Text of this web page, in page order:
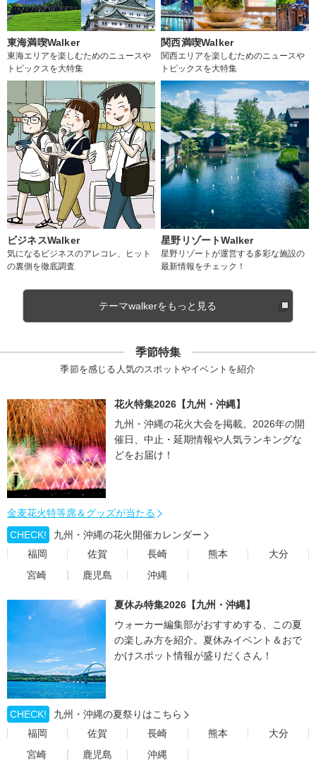
東海満喫Walker
東海エリアを楽しむためのニュースや
トピックスを大特集
関西満喫Walker
関西エリアを楽しむためのニュースや
トピックスを大特集
ビジネスWalker
気になるビジネスのアレコレ、ヒット
の裏側を徹底調査
星野リゾートWalker
星野リゾートが運営する多彩な施設の
最新情報をチェック！
テーマwalkerをもっと見る
季節特集
季節を感じる人気のスポットやイベントを紹介
花火特集2026【九州・沖縄】
九州・沖縄の花火大会を掲載。2026年の開
催日、中止・延期情報や人気ランキングな
どをお届け！
金麦花火特等席＆グッズが当たる
CHECK!
九州・沖縄の花火開催カレンダー
福岡
佐賀 長崎 熊本
大分
宮崎
鹿児島 沖縄
夏休み特集2026【九州・沖縄】
ウォーカー編集部がおすすめする、この夏
の楽しみ方を紹介。夏休みイベント＆おで
かけスポット情報が盛りだくさん！
CHECK!
九州・沖縄の夏祭りはこちら
福岡
佐賀 長崎 熊本
大分
宮崎
鹿児島 沖縄